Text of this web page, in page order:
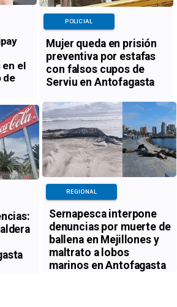
el
de
Mujer queda en prisión
preventiva por estafas
con falsos cupos de
Serviu en Antofagasta
POLICIAL
Sernapesca interpone
denuncias por muerte de
ballena en Mejillones y
maltrato a lobos
marinos en Antofagasta
REGIONAL